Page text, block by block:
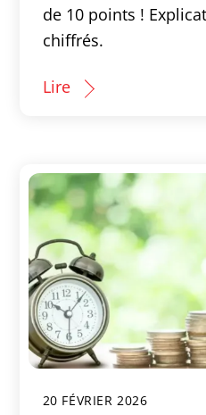
de 10 points !
chiffrés.
Lire
20 FÉVRIER 2026